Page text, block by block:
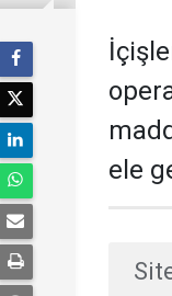
ele